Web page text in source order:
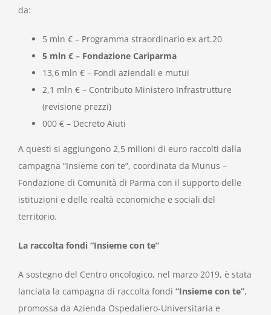
da:
5 mln € – Programma straordinario ex art.20
5 mln € – Fondazione Cariparma
13,6 mln € – Fondi aziendali e mutui
2,1 mln € – Contributo Ministero Infrastrutture
(revisione prezzi)
000 € – Decreto Aiuti
A questi si aggiungono 2,5 milioni di euro raccolti dalla
campagna “Insieme con te”, coordinata da Munus –
Fondazione di Comunità di Parma con il supporto delle
istituzioni e delle realtà economiche e sociali del
territorio.
La raccolta fondi “Insieme con te”
A sostegno del Centro oncologico, nel marzo 2019, è stata
lanciata la campagna di raccolta fondi “Insieme con te”,
promossa da Azienda Ospedaliero-Universitaria e